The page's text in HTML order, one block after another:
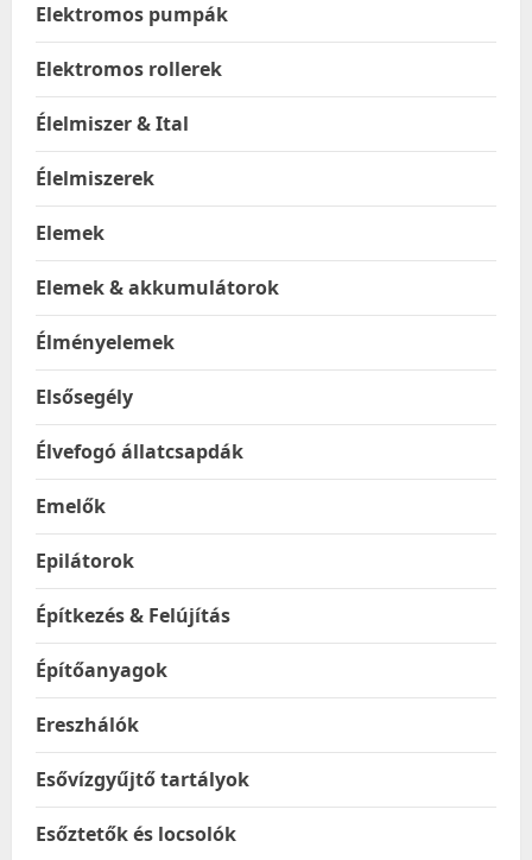
Elektromos pumpák
Elektromos rollerek
Élelmiszer & Ital
Élelmiszerek
Elemek
Elemek & akkumulátorok
Élményelemek
Elsősegély
Élvefogó állatcsapdák
Emelők
Epilátorok
Építkezés & Felújítás
Építőanyagok
Ereszhálók
Esővízgyűjtő tartályok
Esőztetők és locsolók